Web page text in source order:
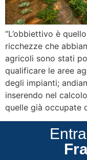
“L’obbiettivo è
ricchezze che
agricoli sono stati
qualificare le aree
degli impianti;
inserendo nel
quelle già occupate